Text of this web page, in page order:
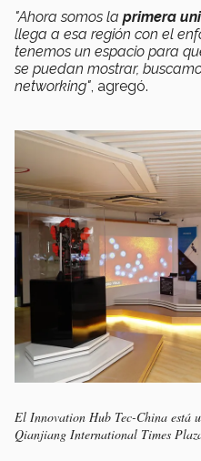
"Ahora somos la primera
llega a esa región con el
tenemos un espacio para
se puedan mostrar,
networking" , agregó.
El Innovation Hub Tec-China está
Qianjiang International Times